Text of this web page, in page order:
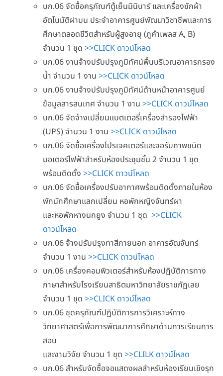
บก.06 จัดซื้อครุภัณฑ์ตู้เย็นมินิบาร์ และเครื่องซักผ้า
อัตโนมัติฝาบน ประจำอาคารศูนย์พัฒนาวิชาชีพและการ
ศึกษาตลอดชีวิตสำหรับผู้สูงอายุ (ภูคำเพลส A, B)
จำนวน 1 ชุด >>CLICK ดาวน์โหลด
บก.06 งานจ้างปรับปรุงภูมิทัศน์พื้นบริเวณอาคารกรอง
น้ำ จำนวน 1 งาน >>CLICK ดาวน์โหลด
บก.06 งานจ้างปรับปรุงภูมิทัศน์ด้านหน้าอาคารศูนย์
ข้อมูลสารสนเทศ จำนวน 1 งาน >>CLICK ดาวน์โหลด
บก.06 จัดจ้างเปลี่ยนแบตเตอรี่เครื่องสำรองไฟฟ้า
(UPS) จำนวน 1 งาน >>CLICK ดาวน์โหลด
บก.06 จัดซื้อเครื่องโปรเจคเตอร์และจอรับภาพชนิด
มอเตอร์ไฟฟ้าสำหรับห้องประชุมชั้น 2 จำนวน 1 ชุด
พร้อมติดตั้ง >>CLICK ดาวน์โหลด
บก.06 จัดซื้อเครื่องปรับอากาศพร้อมติดตั้งภายในห้อง
พักนักศึกษาแลกเปลี่ยน หอพักหญิงจันทร์ผา
และหอพักหางนกยูง จำนวน 1 ชุด >>CLICK
ดาวน์โหลด
บก.06 จ้างปรับปรุงทาสีภายนอก อาคารอัฒจันทร์
จำนวน 1 งาน >>CLICK ดาวน์โหลด
บก.06 เครื่องคอมพิวเตอร์สำหรับห้องปฏิบัติการทาง
ภาษาสำหรับโรงเรียนสาธิตมหาวิทยาลัยราชภัฏเลย
จำนวน 1 ชุด >>CLICK ดาวน์โหลด
บก.06 ชุดครุภัณฑ์ปฏิบัติการการวิเคราะห์ทาง
วิทยาศาสตร์เพื่อการพัฒนาการศึกษาด้านการเรียนการ
สอน
และงานวิจัย จำนวน 1 ชุด >>CLILK ดาวน์โหลด
บก.06 สำหรับจัดซื้อจอแสดงผลสำหรับห้องเรียนเชิงรุก